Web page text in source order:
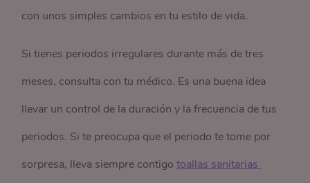
con unos simples cambios en tu estilo de vida.
Si tienes periodos irregulares durante más de tres
meses, consulta con tu médico. Es una buena idea
llevar un control de la duración y la frecuencia de tus
periodos. Si te preocupa que el periodo te tome por
sorpresa, lleva siempre contigotoallas sanitarias